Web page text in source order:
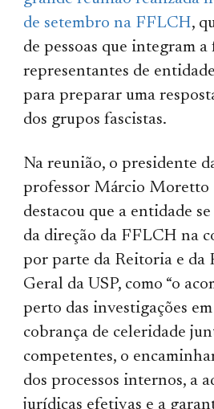
de setembro na FFLCH,
de pessoas que integram a
representantes de
para preparar uma
dos grupos fascistas.
Na reunião, o presidente
professor Márcio Moretto
destacou que a entidade
da direção da FFLCH na
por parte da Reitoria e da
Geral da USP, como “o
perto das investigações
cobrança de celeridade
competentes, o
dos processos internos, a
jurídicas efetivas e a